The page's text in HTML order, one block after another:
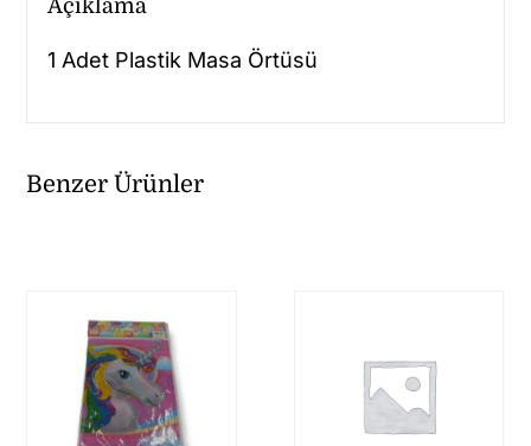
Açıklama
1 Adet Plastik Masa Örtüsü
Benzer Ürünler